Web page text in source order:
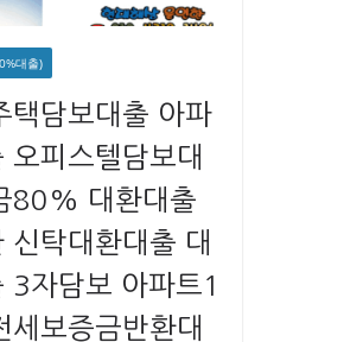
대출)
택담보대출 아파
오피스텔담보대
80% 대환대출
신탁대환대출 대
3자담보 아파트1
세보증금반환대